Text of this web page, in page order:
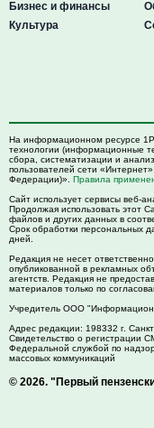
Бизнес и финансы
Культура
На информационном ресурсе
технологии (информационные
сбора, систематизации и
пользователей сети
Федерации)». Правила
Сайт использует сервисы веб-
Продолжая использовать этот
файлов и других данных в
Срок обработки персональных
дней.
Редакция не несет
опубликованной в рекламных
агентств. Редакция не
материалов только по
Учредитель ООО
Адрес редакции: 198332 г.
Свидетельство о
Федеральной службой по
массовых коммуникаций
© 2026. "Первый